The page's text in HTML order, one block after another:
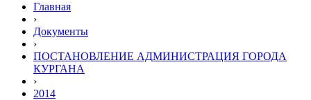
Главная
›
Документы
›
ПОСТАНОВЛЕНИЕ АДМИНИСТРАЦИЯ ГОРОДА
КУРГАНА
›
2014